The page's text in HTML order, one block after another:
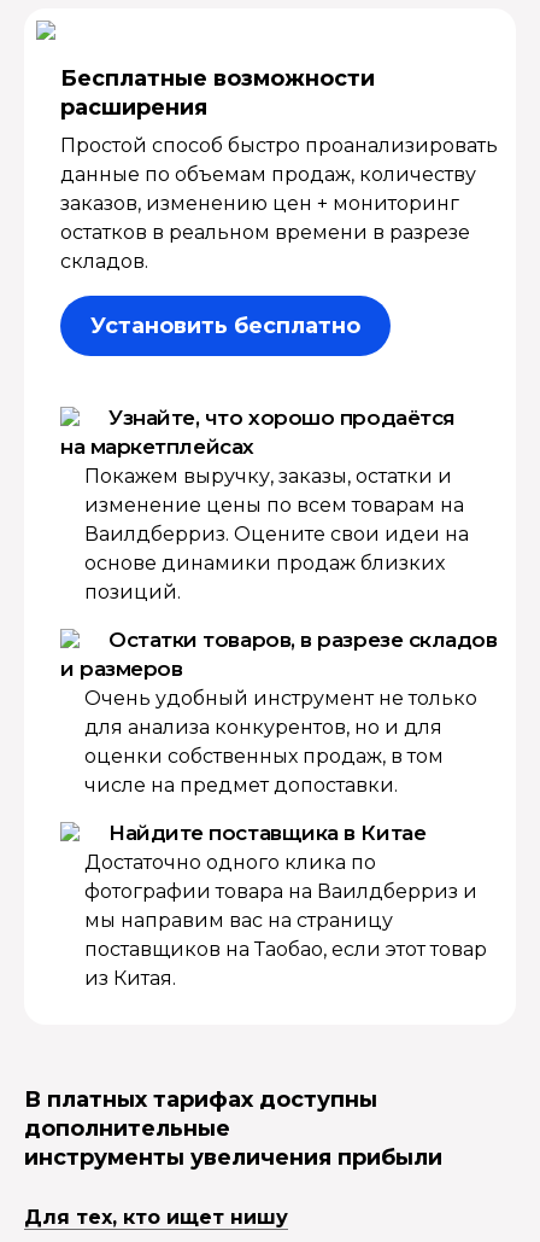
Бесплатные возмож­ности
расширения
Простой способ быстро проанализировать
данные по объемам продаж, количеству
заказов, изменению цен + мониторинг
остатков в реальном времени в разрезе
складов.
Установить бесплатно
Узнайте, что хорошо продаётся
на маркетплейсах
Покажем выручку, заказы, остатки и
изменение цены по всем товарам на
Ваилдберриз. Оцените свои идеи на
основе динамики продаж близких
позиций.
Остатки товаров, в разрезе складов
и размеров
Очень удобный инструмент не только
для анализа конкурентов, но и для
оценки собственных продаж, в том
числе на предмет допоставки.
Найдите поставщика в Китае
Достаточно одного клика по
фотографии товара на Ваилдберриз и
мы направим вас на страницу
поставщиков на Таобао, если этот товар
из Китая.
В платных тарифах доступны
дополнительные
инструменты увеличения прибыли
Для тех, кто ищет нишу